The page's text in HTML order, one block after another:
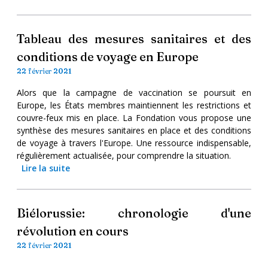
Tableau des mesures sanitaires et des
conditions de voyage en Europe
22 février 2021
Alors que la campagne de vaccination se poursuit en
Europe, les États membres maintiennent les restrictions et
couvre-feux mis en place. La Fondation vous propose une
synthèse des mesures sanitaires en place et des conditions
de voyage à travers l'Europe. Une ressource indispensable,
régulièrement actualisée, pour comprendre la situation.
Lire la suite
Biélorussie: chronologie d'une
révolution en cours
22 février 2021